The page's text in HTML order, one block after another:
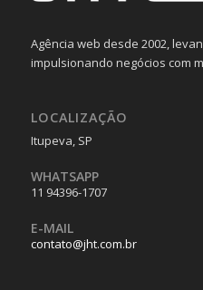
Agência web desde 2002,
impulsionando negócios com
LOCALIZAÇÃO
Itupeva, SP
WHATSAPP
11 94396-1707
E-MAIL
contato@jht.com.br